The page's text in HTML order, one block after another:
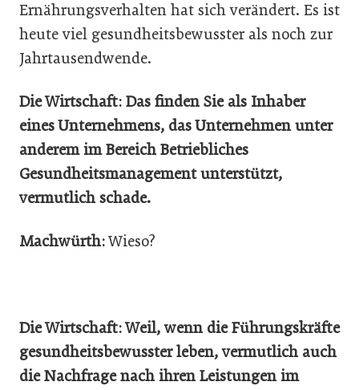
Ernährungsverhalten hat sich verändert. Es ist
heute viel gesundheitsbewusster als noch zur
Jahrtausendwende.
Die Wirtschaft: Das finden Sie als Inhaber
eines Unternehmens, das Unternehmen unter
anderem im Bereich Betriebliches
Gesundheitsmanagement unterstützt,
vermutlich schade.
Machwürth:Wieso?
Die Wirtschaft: Weil, wenn die Führungskräfte
gesundheitsbewusster leben, vermutlich auch
die Nachfrage nach ihren Leistungen im